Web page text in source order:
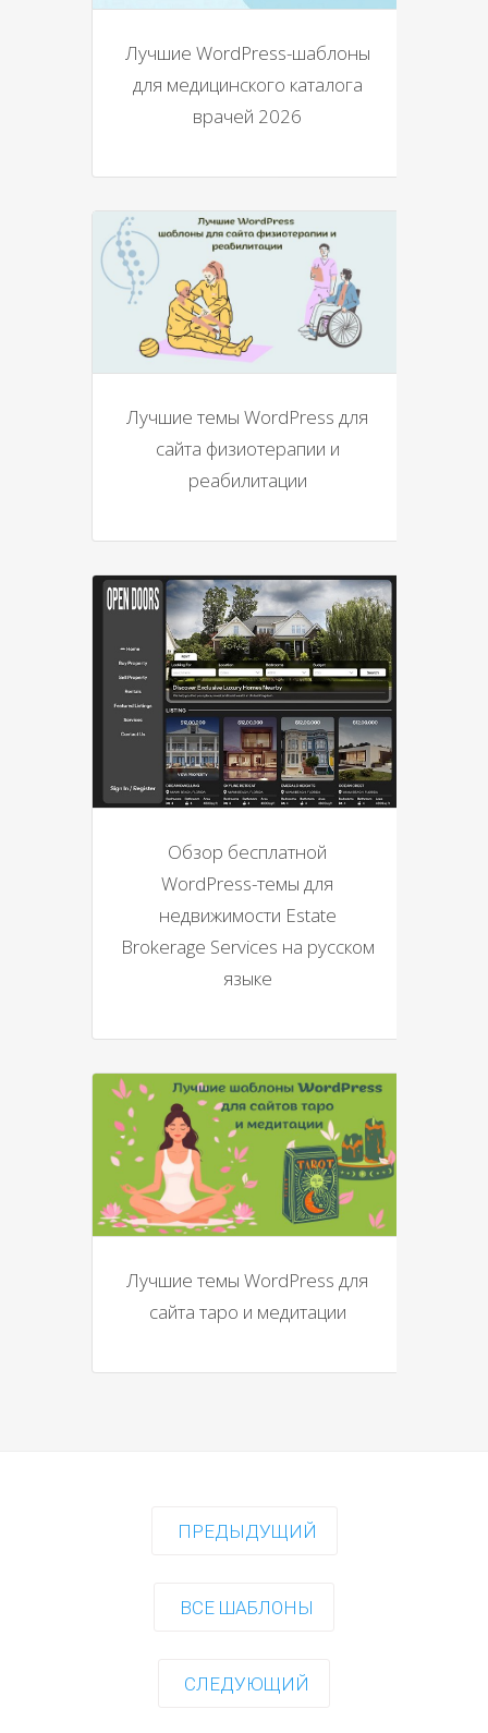
Лучшие WordPress-шаблоны
для медицинского каталога
врачей 2026
Лучшие темы WordPress для
сайта физиотерапии и
реабилитации
Обзор бесплатной
WordPress-темы для
недвижимости Estate
Brokerage Services на русском
языке
Лучшие темы WordPress для
сайта таро и медитации
ПРЕДЫДУЩИЙ
ВСЕ ШАБЛОНЫ
СЛЕДУЮЩИЙ